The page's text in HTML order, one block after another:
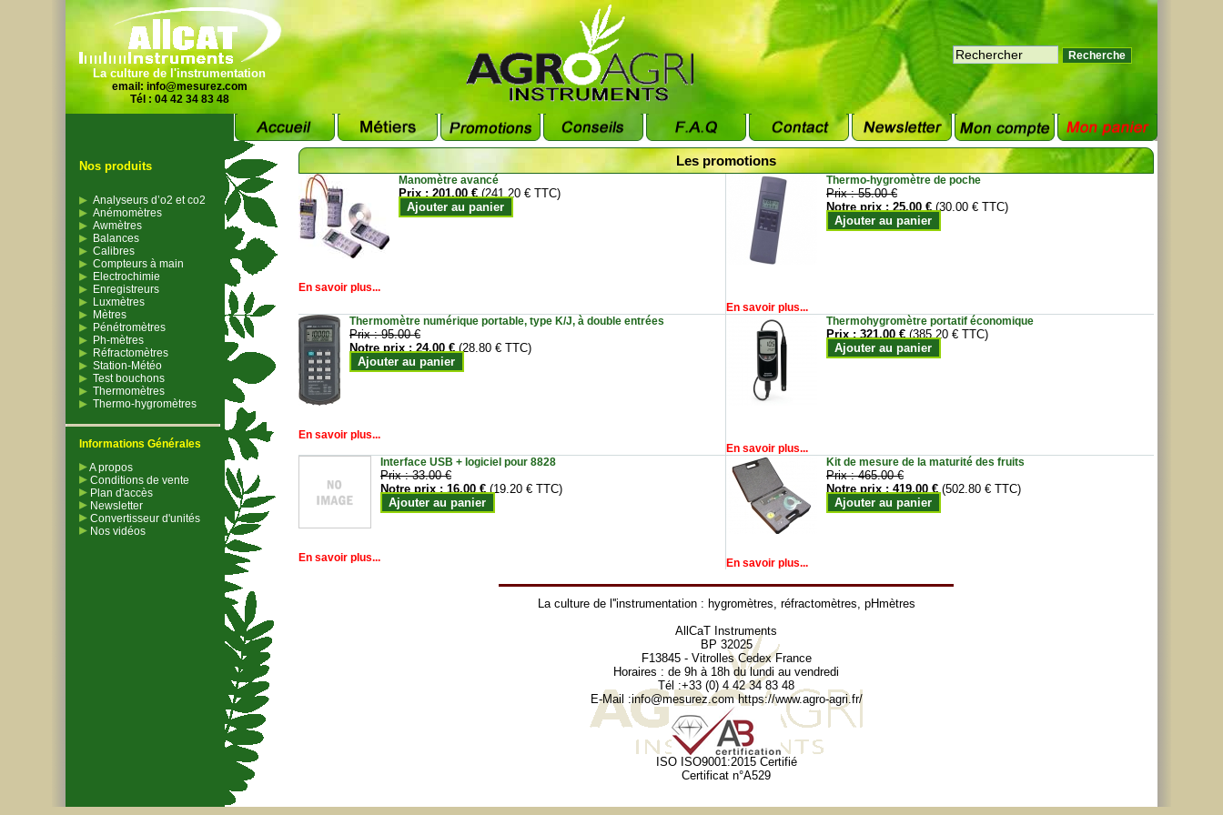
La culture de l'instrumentation
email: info@mesurez.com
Tél : 04 42 34 83 48
Nos produits
Analyseurs d’o2 et co2
Anémomètres
Awmètres
Balances
Calibres
Compteurs à main
Electrochimie
Enregistreurs
Luxmètres
Mètres
Pénétromètres
Ph-mètres
Réfractomètres
Station-Météo
Test bouchons
Thermomètres
Thermo-hygromètres
Informations Générales
A propos
Conditions de vente
Plan d'accès
Newsletter
Convertisseur d'unités
Nos vidéos
Les promotions
Manomètre avancé
Prix :201.00 € (241.20 € TTC)
Ajouter au panier
En savoir plus...
Thermo-hygromètre de poche
Prix :55.00 €
Notre prix :25.00 € (30.00 € TTC)
Ajouter au panier
En savoir plus...
Thermomètre numérique portable, type K/J, à double entrées
Prix :95.00 €
Notre prix :24.00 € (28.80 € TTC)
Ajouter au panier
En savoir plus...
Thermohygromètre portatif économique
Prix :321.00 € (385.20 € TTC)
Ajouter au panier
En savoir plus...
Interface USB + logiciel pour 8828
Prix :33.00 €
Notre prix :16.00 € (19.20 € TTC)
Ajouter au panier
En savoir plus...
Kit de mesure de la maturité des fruits
Prix :465.00 €
Notre prix :419.00 € (502.80 € TTC)
Ajouter au panier
En savoir plus...
La culture de l''instrumentation : hygromètres, réfractomètres, pHmètres
AllCaT Instruments
BP 32025
F13845 - Vitrolles Cedex France
Horaires : de 9h à 18h du lundi au vendredi
Tél :+33 (0) 4 42 34 83 48
E-Mail :info@mesurez.com https://www.agro-agri.fr/
ISO ISO9001:2015 Certifié
Certificat n°A529